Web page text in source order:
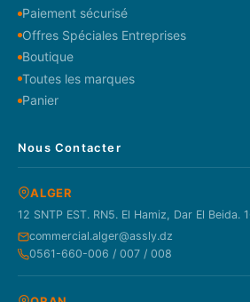
Paiement sécurisé
Offres Spéciales Entreprises
Boutique
Toutes les marques
Panier
Nous Contacter
ALGER
12 SNTP EST. RN5. El Hamiz, Dar El Beida.
commercial.alger@assly.dz
0561-660-006 / 007 / 008